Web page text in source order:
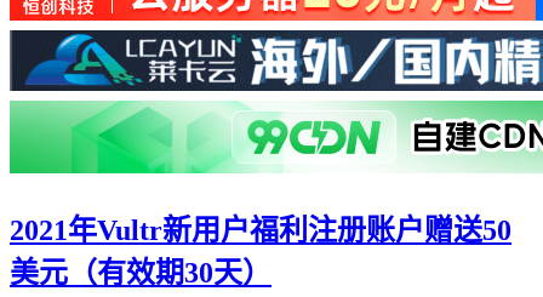
2021年Vultr新用户福利注册账户赠送50
美元（有效期30天）